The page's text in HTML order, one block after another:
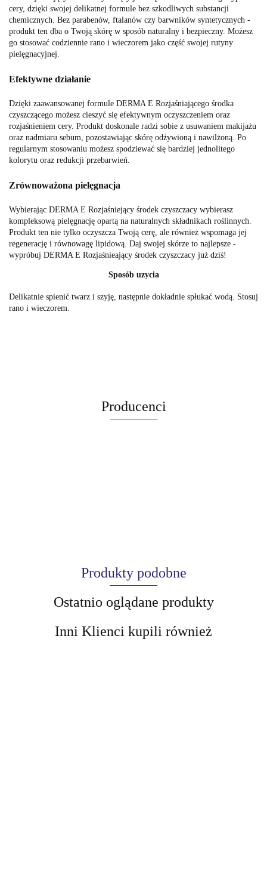
cery, dzięki swojej delikatnej formule bez szkodliwych substancji
chemicznych. Bez parabenów, ftalanów czy barwników syntetycznych -
produkt ten dba o Twoją skórę w sposób naturalny i bezpieczny. Możesz
go stosować codziennie rano i wieczorem jako część swojej rutyny
pielęgnacyjnej.
Efektywne działanie
Dzięki zaawansowanej formule DERMA E Rozjaśniającego środka
czyszczącego możesz cieszyć się efektywnym oczyszczeniem oraz
rozjaśnieniem cery. Produkt doskonale radzi sobie z usuwaniem makijażu
oraz nadmiaru sebum, pozostawiając skórę odżywioną i nawilżoną. Po
regularnym stosowaniu możesz spodziewać się bardziej jednolitego
kolorytu oraz redukcji przebarwień.
Zrównoważona pielęgnacja
Wybierając DERMA E Rozjaśniejący środek czyszczacy wybierasz
kompleksową pielęgnację opartą na naturalnych składnikach roślinnych.
Produkt ten nie tylko oczyszcza Twoją cerę, ale również wspomaga jej
regenerację i równowagę lipidową. Daj swojej skórze to najlepsze -
wypróbuj DERMA E Rozjaśnieający środek czyszczacy już dziś!
Sposób uzycia
Delikatnie spienić twarz i szyję, następnie dokładnie spłukać wodą. Stosuj
rano i wieczorem.
Producenci
Produkty podobne
Ostatnio oglądane produkty
Inni Klienci kupili również